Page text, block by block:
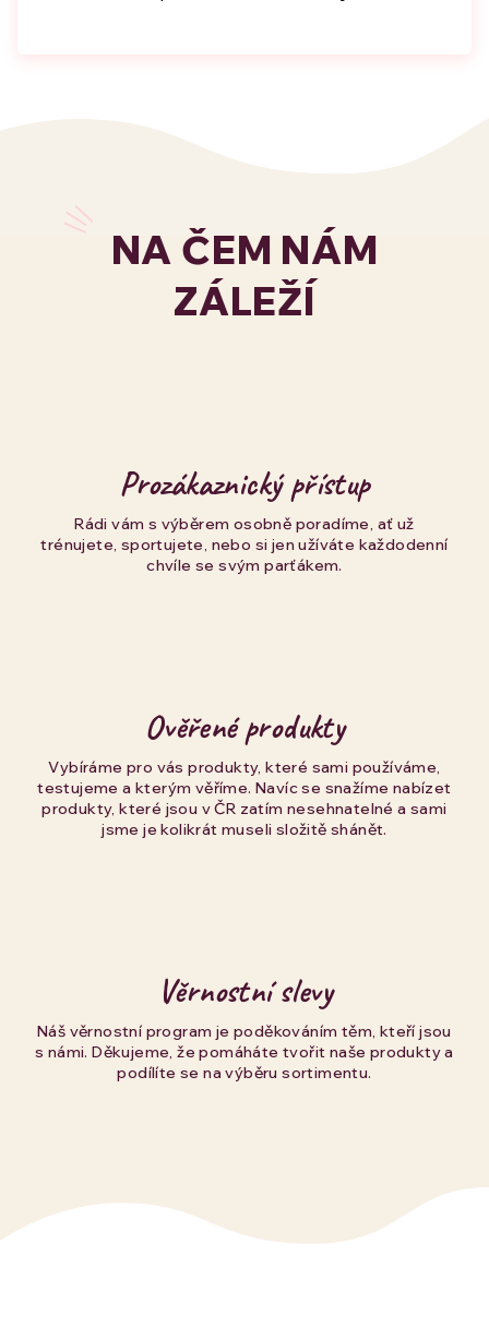
NA ČEM NÁM
ZÁLEŽÍ
Prozákaznický přístup
Rádi vám s výběrem osobně poradíme, ať už
trénujete, sportujete, nebo si jen užíváte každodenní
chvíle se svým parťákem.
Ověřené produkty
Vybíráme pro vás produkty, které sami používáme,
testujeme a kterým věříme. Navíc se snažíme nabízet
produkty, které jsou v ČR zatím nesehnatelné a sami
jsme je kolikrát museli složitě shánět.
Věrnostní slevy
Náš věrnostní program je poděkováním těm, kteří jsou
s námi. Děkujeme, že pomáháte tvořit naše produkty a
podílíte se na výběru sortimentu.